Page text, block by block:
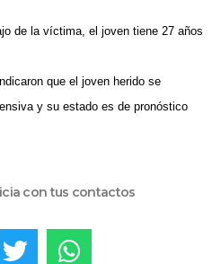
de la víctima, el joven tiene 27 años
que el joven herido se
y su estado es de pronóstico
con tus contactos